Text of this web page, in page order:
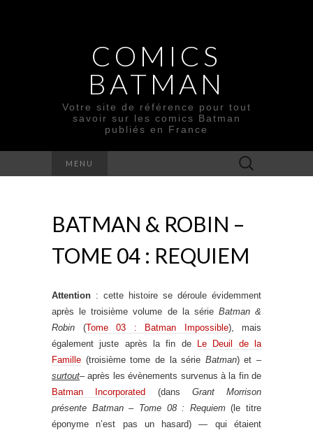
COMICS
BATMAN
Votre site de référence pour tout
savoir sur les comics Batman
publiés en France
MENU Rechercher :
BATMAN & ROBIN –
TOME 04 : REQUIEM
Attention : cette histoire se déroule évidemment
après le troisième volume de la série Batman &
Robin (Tome 03 : Batman Impossible), mais
également juste après la fin de
Le Deuil de la
Famille (troisième tome de la série Batman) et –
surtout– après les évènements survenus à la fin de
Batman Incorporated (dans Grant Morrison
présente Batman – Tome 08 : Requiem(le titre
éponyme n’est pas un hasard) — qui étaient